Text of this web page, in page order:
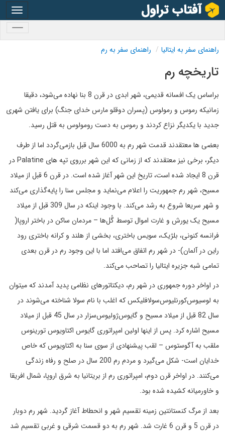
راهنمای سفر به ایتالیا راهنمای سفر به رم
تاریخچه رم
براساس یک افسانه قدیمی، شهر ابدی در قرن 8 بنا نهاده می‌شود، دقیقا
زمانیکه رموس و رمولوس (پسران دوقلو مارس خدای جنگ) برای یافتن شهری
جدید با یکدیگر نزاع کردند و رموس به دست رومولوس به قتل رسید.
بعضی ها معتقدند قدمت شهر رم به 6000 سال قبل بازمی‌گردد اما از طرف
دیگر، برخی نیز معتقدند که از زمانی که این شهر برروی تپه های Palatine در
قرن 8 ایجاد شده است، تاریخ این شهر آغاز شده است. در قرن 6 قبل از میلاد
مسیح، شهر رم جمهوریت را اعلام می‌نماید و مجلس سنا را پایه‌گذاری می‌کند
و شهر سریعا شروع به رشد می‌کند. با وجود اینکه در سال 309 قبل از میلاد
مسیح یک یورش و غارت اموال توسط گُل‌ها – مردمان ساکن در باختر اروپا(
فرانسه کنونی، بلژیک، سویس باختری، بخشی از هلند و کرانه باختری رود
راین در آلمان)- در شهر رم اتفاق می‌افتد اما با این وجود رم در قرن بعدی
تمامی شبه جزیره ایتالیا را تصاحب می‌کند.
در اواخر دوره جمهوری در شهر رم، دیکتاتورهای نظامی پدید آمدند که میتوان
به لوسیوس‌کورنلیوس‌سولا‌فلیکس که اغلب با نام سولا شناخته می‌شوند در
سال 82 قبل از میلاد مسیح و گایوس‌ژولیوس‌سزار در سال 45 قبل از میلاد
مسیح اشاره کرد. پس از اینها اولین امپراتوری گایوس اکتاویوس تورینوس
ملقب به آگوستوس – لقب پیشنهادی از سوی سنا به اکتاویوس که خاص
خدایان است- شکل می‌گیرد و مردم رم 200 سال در صلح و رفاه زندگی
می‌کنند. در اواخر قرن دوم، امپراتوری رم از بریتانیا به شرق اروپا، شمال افریقا
و خاورمیانه کشیده شده بود.
بعد از مرگ کنستانتین زمینه تقسیم شهر و انحطاط آغاز گردید. شهر رم دوبار
در قرن 5 و قرن 6 غارت شد. شهر رم به دو قسمت شرقی و غربی تقسیم شد